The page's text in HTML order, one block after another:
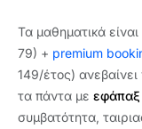
Τα μαθηματικά
79) + premium
149/έτος)
τα πάντα με
συμβατότητα,